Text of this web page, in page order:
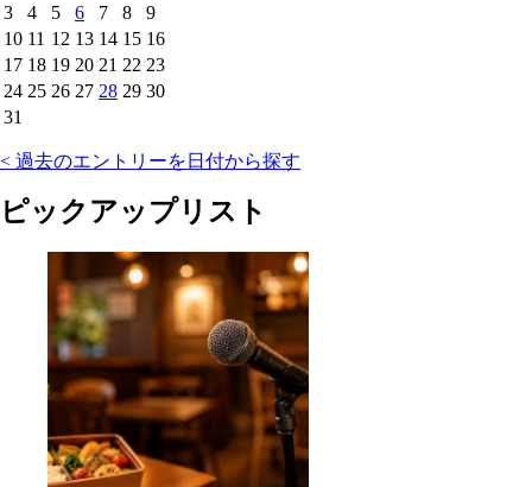
3
4 5 6 7 8
9
10 11 12 13 14 15 16
17 18 19 20 21 22 23
24 25 26 27 28 29 30
31
< 過去のエントリーを日付から探す
ピックアップリスト